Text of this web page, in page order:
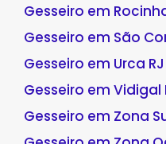
Gesseiro em
Gesseiro em São
Gesseiro em Urca RJ
Gesseiro em Vidigal
Gesseiro em Zona